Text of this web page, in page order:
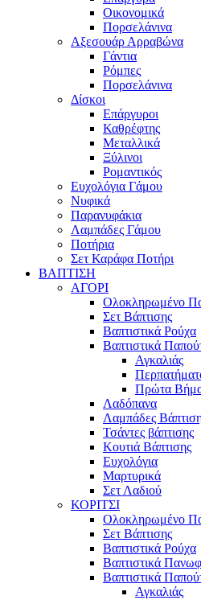
Οικονομικά
Πορσελάνινα
Αξεσουάρ Αρραβώνα
Γάντια
Ρόμπες
Πορσελάνινα
Δίσκοι
Επάργυροι
Καθρέφτης
Μεταλλικά
Ξύλινοι
Ρομαντικός
Ευχολόγια Γάμου
Νυφικά
Παρανυφάκια
Λαμπάδες Γάμου
Ποτήρια
Σετ Καράφα Ποτήρι
ΒΑΠΤΙΣΗ
ΑΓΟΡΙ
Ολοκληρωμένο
Σετ Βάπτισης
Βαπτιστικά Ρούχα
Βαπτιστικά
Αγκαλιάς
Πρώτα
Λαδόπανα
Λαμπάδες
Τσάντες βάπτισης
Κουτιά Βάπτισης
Ευχολόγια
Μαρτυρικά
Σετ Λαδιού
ΚΟΡΙΤΣΙ
Ολοκληρωμένο
Σετ Βάπτισης
Βαπτιστικά Ρούχα
Βαπτιστικά
Βαπτιστικά
Αγκαλιάς